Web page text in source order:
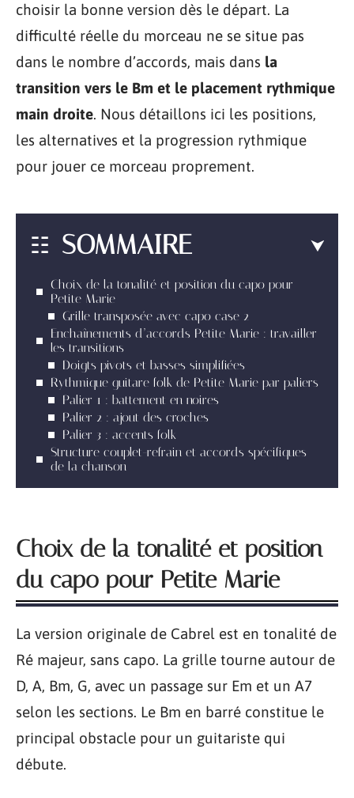
choisir la bonne version dès le départ. La
difficulté réelle du morceau ne se situe pas
dans le nombre d’accords, mais dans la
transition vers le Bm et le placement rythmique
main droite. Nous détaillons ici les positions,
les alternatives et la progression rythmique
pour jouer ce morceau proprement.
SOMMAIRE
Choix de la tonalité et position du capo pour
Petite Marie
Grille transposée avec capo case 2
Enchaînements d’accords Petite Marie : travailler
les transitions
Doigts pivots et basses simplifiées
Rythmique guitare folk de Petite Marie par paliers
Palier 1 : battement en noires
Palier 2 : ajout des croches
Palier 3 : accents folk
Structure couplet-refrain et accords spécifiques
de la chanson
Choix de la tonalité et position
du capo pour Petite Marie
La version originale de Cabrel est en tonalité de
Ré majeur, sans capo. La grille tourne autour de
D, A, Bm, G, avec un passage sur Em et un A7
selon les sections. Le Bm en barré constitue le
principal obstacle pour un guitariste qui
débute.